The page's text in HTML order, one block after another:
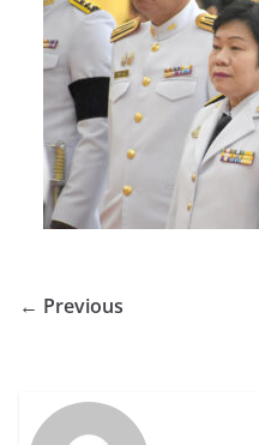
← Previous